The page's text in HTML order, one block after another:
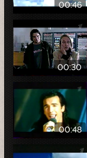
00:46
00:30
00:48